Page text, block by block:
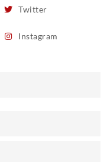
Twitter
Instagram